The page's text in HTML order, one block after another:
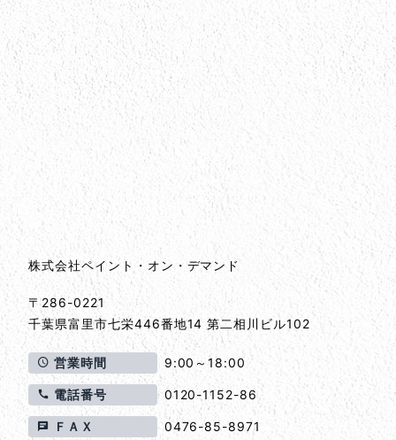
会社情報とサイトマップ
会社情報
株式会社ペイント・オン・デマンド
〒286-0221
千葉県富里市七栄446番地14 第二相川ビル102
営業時間 9:00～18:00
電話番号 0120-1152-86
ＦＡＸ 0476-85-8971